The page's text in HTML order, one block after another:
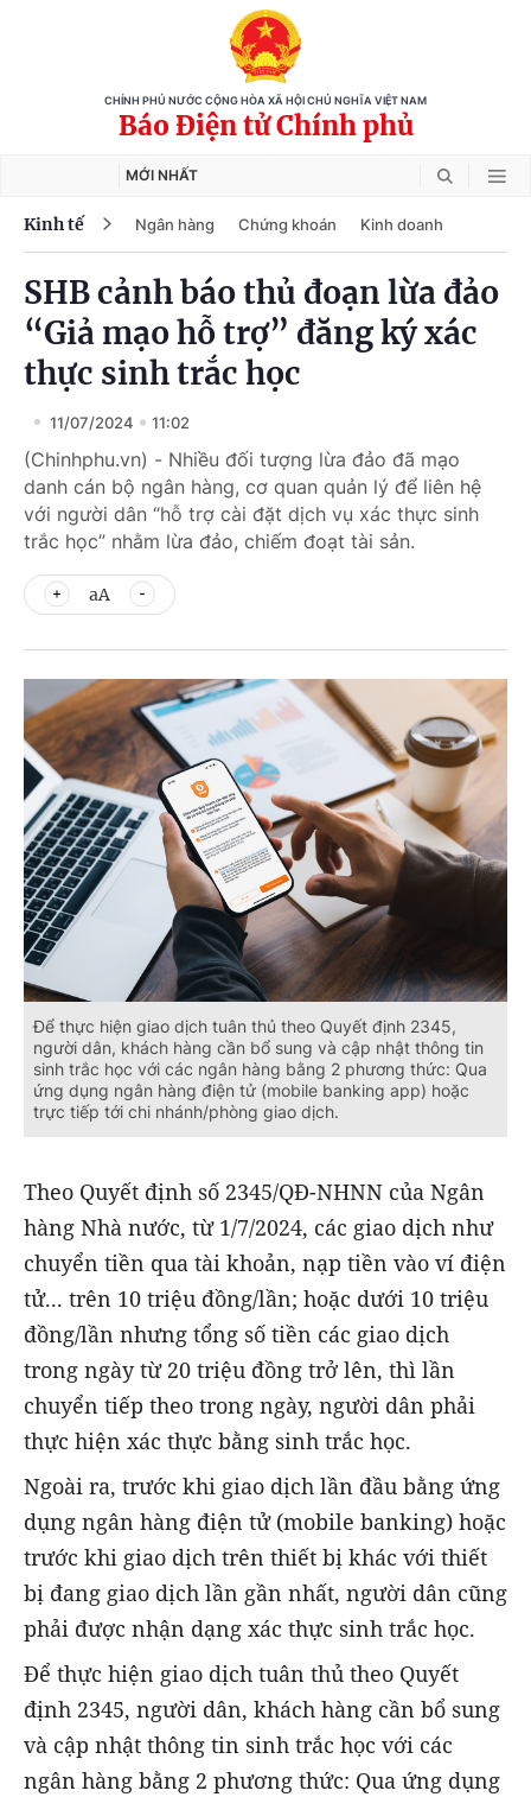
CHÍNH PHỦ NƯỚC CỘNG HÒA XÃ HỘI CHỦ NGHĨA VIỆT NAM
Báo Điện tử Chính phủ
MỚI NHẤT
Kinh tế Ngân hàng Chứng khoán Kinh doanh
SHB cảnh báo thủ đoạn lừa đảo
“Giả mạo hỗ trợ” đăng ký xác
thực sinh trắc học
11/07/2024 11:02
(Chinhphu.vn) - Nhiều đối tượng lừa đảo đã mạo
danh cán bộ ngân hàng, cơ quan quản lý để liên hệ
với người dân “hỗ trợ cài đặt dịch vụ xác thực sinh
trắc học” nhằm lừa đảo, chiếm đoạt tài sản.
aA
Để thực hiện giao dịch tuân thủ theo Quyết định 2345,
người dân, khách hàng cần bổ sung và cập nhật thông tin
sinh trắc học với các ngân hàng bằng 2 phương thức: Qua
ứng dụng ngân hàng điện tử (mobile banking app) hoặc
trực tiếp tới chi nhánh/phòng giao dịch.
Theo Quyết định số 2345/QĐ-NHNN của Ngân
hàng Nhà nước, từ 1/7/2024, các giao dịch như
chuyển tiền qua tài khoản, nạp tiền vào ví điện
tử... trên 10 triệu đồng/lần; hoặc dưới 10 triệu
đồng/lần nhưng tổng số tiền các giao dịch
trong ngày từ 20 triệu đồng trở lên, thì lần
chuyển tiếp theo trong ngày, người dân phải
thực hiện xác thực bằng sinh trắc học.
Ngoài ra, trước khi giao dịch lần đầu bằng ứng
dụng ngân hàng điện tử (mobile banking) hoặc
trước khi giao dịch trên thiết bị khác với thiết
bị đang giao dịch lần gần nhất, người dân cũng
phải được nhận dạng xác thực sinh trắc học.
Để thực hiện giao dịch tuân thủ theo Quyết
định 2345, người dân, khách hàng cần bổ sung
và cập nhật thông tin sinh trắc học với các
ngân hàng bằng 2 phương thức: Qua ứng dụng